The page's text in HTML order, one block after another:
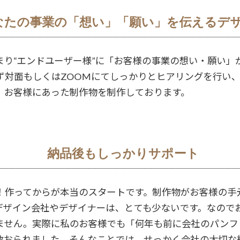
たの事業の「想い」「願い」を伝えるデ
“エンドユーザー様”に「お客様の事業の想い・願い
面もしくはZOOMにてしっかりとヒアリングを行い
客様にあった制作物を制作しております。
納品後もしっかりサポート
ってからが本当のスタートです。制作物がお客様の
イン会社やデザイナーは、とても少ないです。なの
ん。実際に私のお客様でも「何年も前に会社のパン